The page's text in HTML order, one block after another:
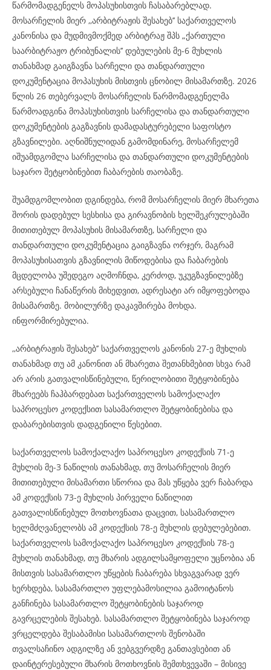
წარმომადგენელს მოპასუხისთვის ჩასაბარებლად.
მოსარჩელის მიერ ,,არბიტრაჟის შესახებ’’ საქართველოს
კანონისა და მუდმივმოქმედ არბიტრაჟ შპს „ქართული
საარბიტრაჟო ტრიბუნალის’’ დებულების მე-6 მუხლის
თანახმად გაიგზავნა სარჩელი და თანდართული
დოკუმენტაცია მოპასუხის მისთვის ცნობილ მისამართზე. 2026
წლის 26 თებერვალს მოსარჩელის წარმომადგენელმა
წარმოადგინა მოპასუხისთვის სარჩელისა და თანდართული
დოკუმენტების გაგზავნის დამადასტურებელი საფოსტო
გზავნილები. აღნიშნულიდან გამომდინარე, მოსარჩელემ
იშუამდგომლა სარჩელისა და თანდართული დოკუმენტების
საჯარო შეტყობინებით ჩაბარების თაობაზე.
შუამდგომლობით დგინდება, რომ მოსარჩელის მიერ მხარეთა
შორის დადებულ სესხისა და გირავნობის ხელშეკრულებაში
მითითებულ მოპასუხის მისამართზე, სარჩელი და
თანდართული დოკუმენტაცია გაიგზავნა ორჯერ, მაგრამ
მოპასუხისათვის გზავნილის მიწოდებისა და ჩაბარების
მცდელობა უშედეგო აღმოჩნდა, კერძოდ, უკუგზავნილებზე
არსებული ჩანაწერის მიხედვით, ადრესატი არ იმყოფებოდა
მისამართზე. მობილურზე დაკავშირება მოხდა.
ინფორმირებულია.
,,არბიტრაჟის შესახებ’’ საქართველოს კანონის 27-ე მუხლის
თანახმად თუ ამ კანონით ან მხარეთა შეთანხმებით სხვა რამ
არ არის გათვალისწინებული, წერილობითი შეტყობინება
მხარეებს ჩაჰბარდებათ საქართველოს სამოქალაქო
საპროცესო კოდექსით სასამართლო შეტყობინებისა და
დაბარებისთვის დადგენილი წესებით.
საქართველოს სამოქალაქო საპროცესო კოდექსის 71-ე
მუხლის მე-3 ნაწილის თანახმად, თუ მოსარჩელის მიერ
მითითებული მისამართი სწორია და მას უწყება ვერ ჩაბარდა
ამ კოდექსის 73-ე მუხლის პირველი ნაწილით
გათვალისწინებულ მოთხოვნათა დაცვით, სასამართლო
ხელმძღვანელობს ამ კოდექსის 78-ე მუხლის დებულებებით.
საქართველოს სამოქალაქო საპროცესო კოდექსის 78-ე
მუხლის თანახმად, თუ მხარის ადგილსამყოფელი უცნობია ან
მისთვის სასამართლო უწყების ჩაბარება სხვაგვარად ვერ
ხერხდება, სასამართლო უფლებამოსილია გამოიტანოს
განჩინება სასამართლო შეტყობინების საჯაროდ
გავრცელების შესახებ. სასამართლო შეტყობინება საჯაროდ
ვრცელდება შესაბამისი სასამართლოს შენობაში
თვალსაჩინო ადგილზე ან ვებგვერდზე განთავსებით ან
დაინტერესებული მხარის მოთხოვნის შემთხვევაში – მისივე